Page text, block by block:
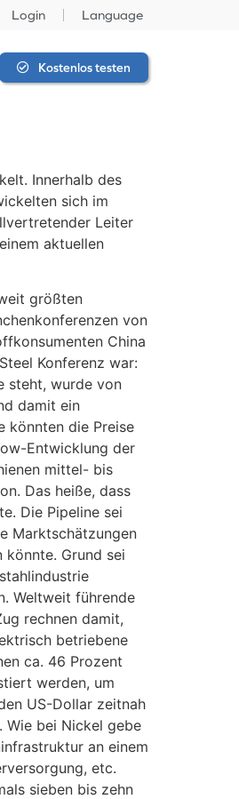
Login Language
Kostenlos testen
Innerhalb des
sich im
Leiter
aktuellen
größten
von
China
Konferenz war:
steht, wurde von
damit ein
könnten die Preise
Entwicklung der
mittel- bis
Das heiße, dass
Die Pipeline sei
Marktschätzungen
Grund sei
Weltweit führende
rechnen damit,
betriebene
ca. 46 Prozent
werden, um
US-Dollar zeitnah
Wie bei Nickel gebe
an einem
etc.
sieben bis zehn